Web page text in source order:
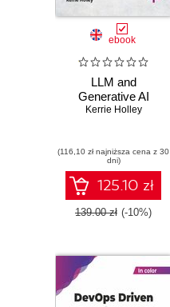
ebook
LLM and
Generative AI
Kerrie Holley
(116,10 zł najniższa cena z 30
dni)
125.10 zł
139.00 zł (-10%)